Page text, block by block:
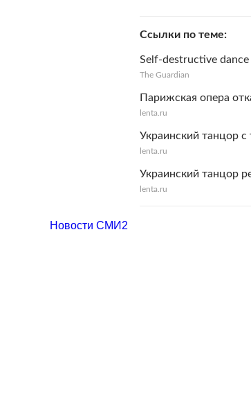
Ссылки по теме
Self-destructive
The Guardian
Парижская опера
lenta.ru
Украинский танцор
lenta.ru
Украинский танцор
lenta.ru
Новости СМИ2